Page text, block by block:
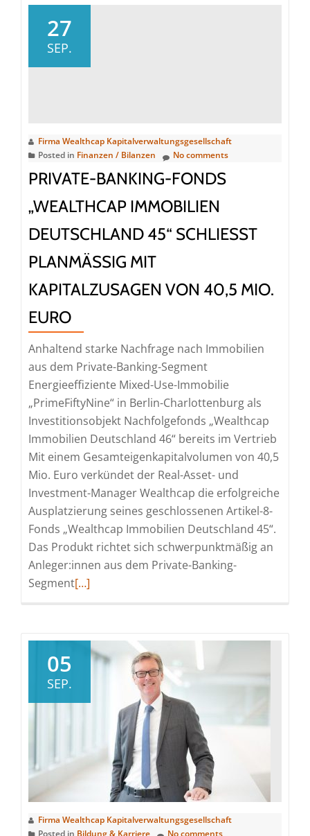
Immobilien
überzeugt
Anlegende
trotz
anspruchsvollem
Marktumfeld
27
SEP.
Firma Wealthcap Kapitalverwaltungsgesellschaft
Posted in Finanzen / Bilanzen No comments
PRIVATE-BANKING-FONDS
„WEALTHCAP IMMOBILIEN
DEUTSCHLAND 45“ SCHLIESST P
LANMÄSSIG MIT KA
PITALZUSAGEN VON 40,5 MIO. EU
RO
Anhaltend starke Nachfrage nach Immobilien
aus dem Private-Banking-Segment
Energieeffiziente Mixed-Use-Immobilie
„PrimeFiftyNine“ in Berlin-Charlottenburg als
Investitionsobjekt Nachfolgefonds „Wealthcap
Immobilien Deutschland 46“ bereits im Vertrieb
Mit einem Gesamteigenkapitalvolumen von 40,5
Mio. Euro verkündet der Real-Asset- und
Investment-Manager Wealthcap die erfolgreiche
Ausplatzierung seines geschlossenen Artikel-8-
Fonds „Wealthcap Immobilien Deutschland 45“.
Das Produkt richtet sich schwerpunktmäßig an
Anleger:innen aus dem Private-Banking-
SegmentRead
Banking-
Immobilien
Deutschland
schließt
planmäßig
Kapitalzusagen
[…]
05
SEP.
Firma Wealthcap Kapitalverwaltungsgesellschaft